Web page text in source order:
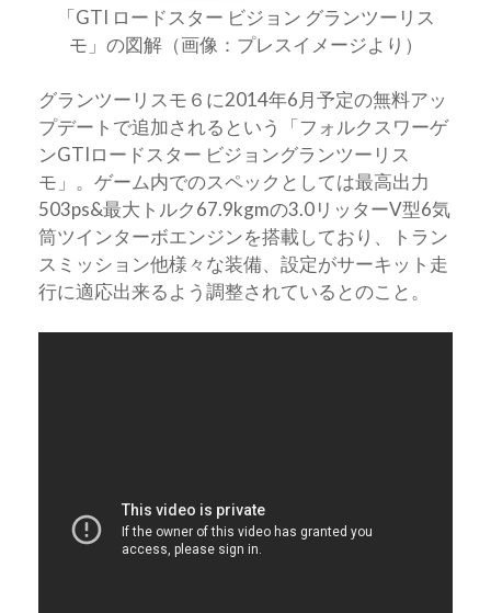
「GTI ロードスター ビジョン グランツーリス
モ」の図解（画像：プレスイメージより）
グランツーリスモ６に2014年6月予定の無料アッ
プデートで追加されるという「フォルクスワーゲ
ンGTIロードスター ビジョングランツーリス
モ」。ゲーム内でのスペックとしては最高出力
503ps&最大トルク67.9kgmの3.0リッターV型6気
筒ツインターボエンジンを搭載しており、トラン
スミッション他様々な装備、設定がサーキット走
行に適応出来るよう調整されているとのこと。